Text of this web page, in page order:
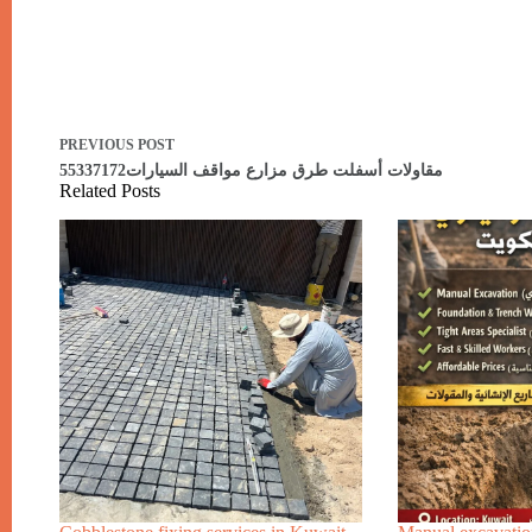
PREVIOUS POST
مقاولات أسفلت طرق مزارع مواقف السيارات55337172
Related Posts